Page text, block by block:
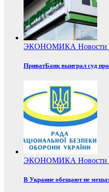
ЭКОНОМИКА Новости
ПриватБанк выиграл суд
ЭКОНОМИКА Новости
В Украине обещают не